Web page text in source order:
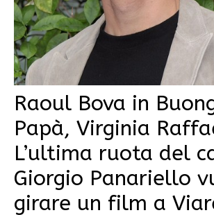
Raoul Bova in
Papà, Virginia
L’ultima ruota del
Giorgio Panariello
girare un film a